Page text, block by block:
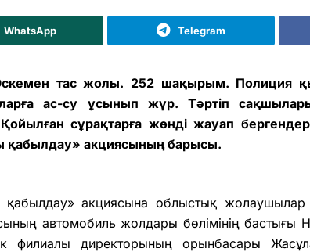
WhatsApp Telegram
тас жолы. 252 шақырым. Полиция
ас-су ұсынып жүр. Тәртіп
Қойылған сұрақтарға жөнді жауап
қабылдау» акциясының барысы.
акциясына облыстық жолаушылар
автомобиль жолдары бөлімінің бастығы
филиалы директорының орынбасары